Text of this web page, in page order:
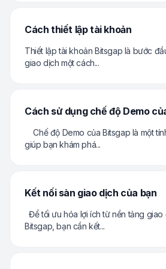
Cách thiết lập tài khoản
Thiết lập tài khoản Bitsgap là bước
giao dịch một cách...
Cách sử dụng chế độ Demo
Chế độ Demo của Bitsgap là một
giúp bạn khám phá...
Kết nối sàn giao dịch của bạn
Để tối ưu hóa lợi ích từ nền tảng giao
Bitsgap, bạn cần kết...